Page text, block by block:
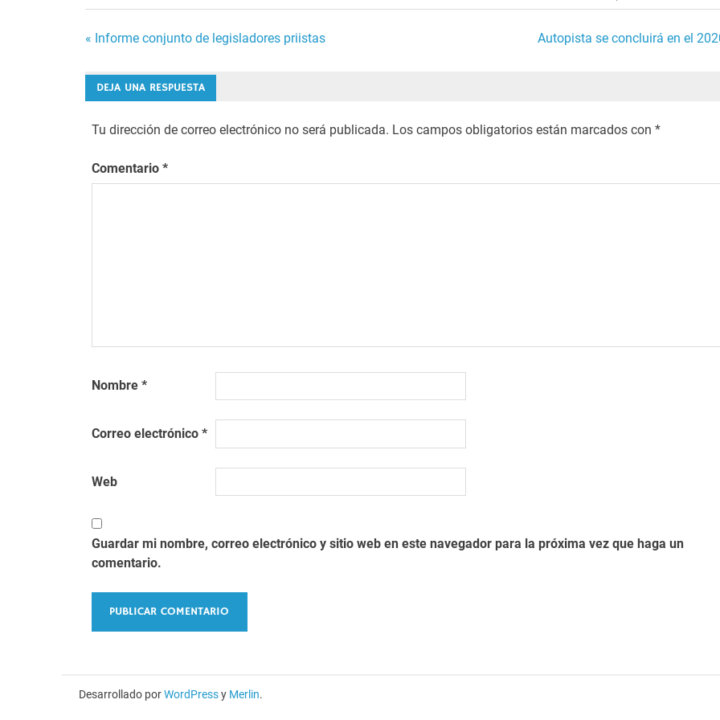
Navegación
de
entradas
« Informe conjunto de legisladores priistas Autopista se concluirá en el
DEJA UNA RESPUESTA
Tu dirección de correo electrónico no será publicada. Los campos obligatorios están marcados con *
Comentario *
Nombre *
Correo electrónico *
Web
Guardar mi nombre, correo electrónico y sitio web en este navegador para la próxima vez que haga un
comentario.
Desarrollado porWordPressy Merlin.